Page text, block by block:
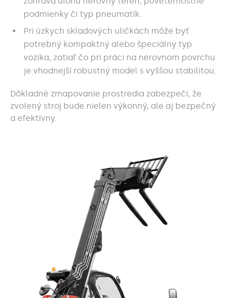
podmienky či typ pneumatík.
Pri úzkych skladových uličkách môže byť
potrebný kompaktný alebo špeciálny typ
vozíka, zatiaľ čo pri práci na nerovnom povrchu
je vhodnejší robustný model s vyššou stabilitou.
Dôkladné zmapovanie prostredia zabezpečí, že
zvolený stroj bude nielen výkonný, ale aj bezpečný
a efektívny.